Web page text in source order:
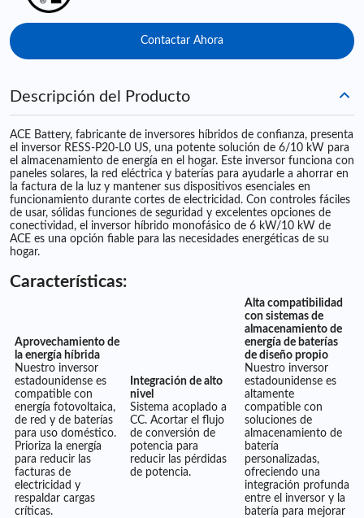
Contactar Ahora
Descripción del Producto
ACE Battery, fabricante de inversores híbridos de confianza, presenta
el inversor RESS-P20-L0 US, una potente solución de 6/10 kW para
el almacenamiento de energía en el hogar. Este inversor funciona con
paneles solares, la red eléctrica y baterías para ayudarle a ahorrar en
la factura de la luz y mantener sus dispositivos esenciales en
funcionamiento durante cortes de electricidad. Con controles fáciles
de usar, sólidas funciones de seguridad y excelentes opciones de
conectividad, el inversor híbrido monofásico de 6 kW/10 kW de
ACE es una opción fiable para las necesidades energéticas de su
hogar.
Características:
Aprovechamiento de
la energía híbrida
Nuestro inversor
estadounidense es
compatible con
energía fotovoltaica,
de red y de baterías
para uso doméstico.
Prioriza la energía
para reducir las
facturas de
electricidad y
respaldar cargas
críticas.
Integración de alto
nivel
Sistema acoplado a
CC. Acortar el flujo
de conversión de
potencia para
reducir las pérdidas
de potencia.
Alta compatibilidad
con sistemas de
almacenamiento de
energía de baterías
de diseño propio
Nuestro inversor
estadounidense es
altamente
compatible con
soluciones de
almacenamiento de
batería
personalizadas,
ofreciendo una
integración profunda
entre el inversor y la
batería para mejorar